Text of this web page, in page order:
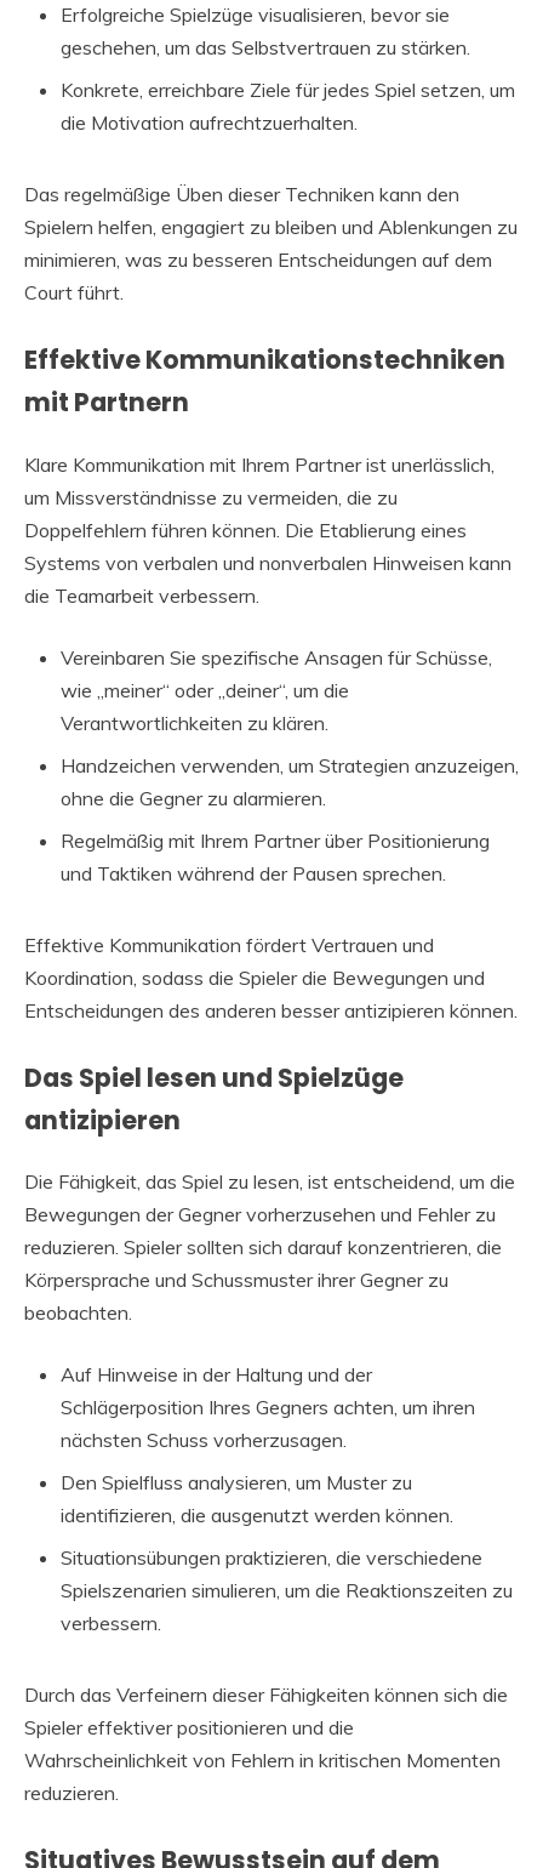
Erfolgreiche Spielzüge visualisieren, bevor sie
geschehen, um das Selbstvertrauen zu stärken.
Konkrete, erreichbare Ziele für jedes Spiel setzen, um
die Motivation aufrechtzuerhalten.
Das regelmäßige Üben dieser Techniken kann den
Spielern helfen, engagiert zu bleiben und Ablenkungen zu
minimieren, was zu besseren Entscheidungen auf dem
Court führt.
Effektive Kommunikationstechniken
mit Partnern
Klare Kommunikation mit Ihrem Partner ist unerlässlich,
um Missverständnisse zu vermeiden, die zu
Doppelfehlern führen können. Die Etablierung eines
Systems von verbalen und nonverbalen Hinweisen kann
die Teamarbeit verbessern.
Vereinbaren Sie spezifische Ansagen für Schüsse,
wie „meiner“ oder „deiner“, um die
Verantwortlichkeiten zu klären.
Handzeichen verwenden, um Strategien anzuzeigen,
ohne die Gegner zu alarmieren.
Regelmäßig mit Ihrem Partner über Positionierung
und Taktiken während der Pausen sprechen.
Effektive Kommunikation fördert Vertrauen und
Koordination, sodass die Spieler die Bewegungen und
Entscheidungen des anderen besser antizipieren können.
Das Spiel lesen und Spielzüge
antizipieren
Die Fähigkeit, das Spiel zu lesen, ist entscheidend, um die
Bewegungen der Gegner vorherzusehen und Fehler zu
reduzieren. Spieler sollten sich darauf konzentrieren, die
Körpersprache und Schussmuster ihrer Gegner zu
beobachten.
Auf Hinweise in der Haltung und der
Schlägerposition Ihres Gegners achten, um ihren
nächsten Schuss vorherzusagen.
Den Spielfluss analysieren, um Muster zu
identifizieren, die ausgenutzt werden können.
Situationsübungen praktizieren, die verschiedene
Spielszenarien simulieren, um die Reaktionszeiten zu
verbessern.
Durch das Verfeinern dieser Fähigkeiten können sich die
Spieler effektiver positionieren und die
Wahrscheinlichkeit von Fehlern in kritischen Momenten
reduzieren.
Situatives Bewusstsein auf dem